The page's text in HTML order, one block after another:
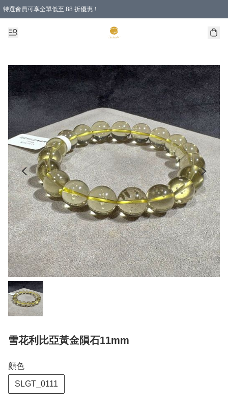
特選會員可享全單低至 88 折優惠！
雪花利比亞黃金隕石11mm
顏色
SLGT_0111